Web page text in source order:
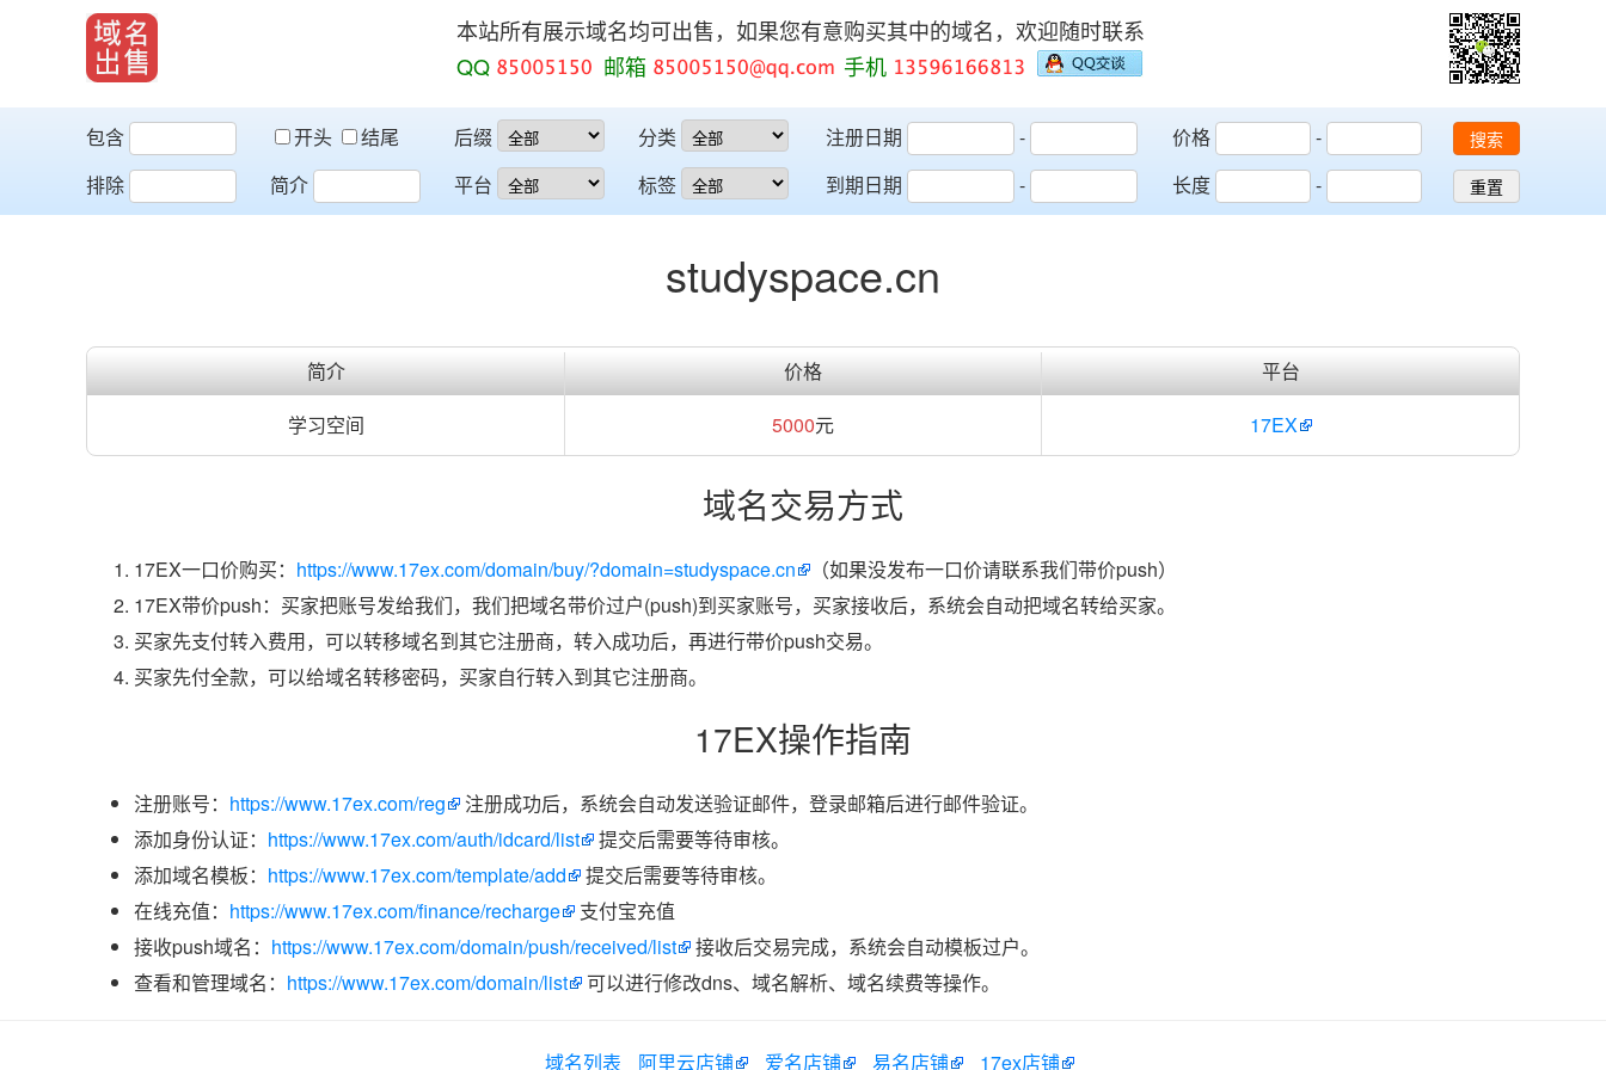
本站所有展示域名均可出售，如果您有意购买其中的域名，欢迎随时联系
QQ
邮箱 手机
包含 开头
结尾
排除
简介
后缀
平台
分类
标签
注册日期
-
到期日期
-
价格
-
长度
-
搜索
重置
studyspace.cn
简介 价格
平台
学习空间
5000元 17EX
域名交易方式
17EX一口价购买： https://www.17ex.com/domain/buy/?domain=studyspace.cn
（如果没发布一口价请联系我们带价push）
17EX带价push：买家把账号发给我们，我们把域名带价过户(push)到买家账号，买家接收后，系统会自动把域名转给买家。
买家先支付转入费用，可以转移域名到其它注册商，转入成功后，再进行带价push交易。
买家先付全款，可以给域名转移密码，买家自行转入到其它注册商。
17EX操作指南
注册账号： https://www.17ex.com/reg
注册成功后，系统会自动发送验证邮件，登录邮箱后进行邮件验证。
添加身份认证： https://www.17ex.com/auth/idcard/list
提交后需要等待审核。
添加域名模板： https://www.17ex.com/template/add
提交后需要等待审核。
在线充值： https://www.17ex.com/finance/recharge
支付宝充值
接收push域名： https://www.17ex.com/domain/push/received/list
接收后交易完成，系统会自动模板过户。
查看和管理域名： https://www.17ex.com/domain/list 可以进行修改dns、域名解析、域名续费等操作。
域名列表 阿里云店铺 爱名店铺 易名店铺 17ex店铺